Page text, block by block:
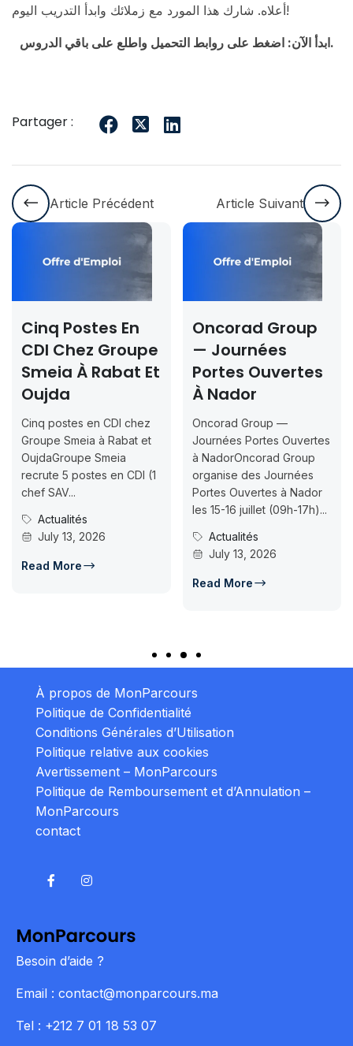
أعلاه. شارك هذا المورد مع زملائك وابدأ التدريب اليوم!
ابدأ الآن: اضغط على روابط التحميل واطلع على باقي الدروس.
Partager :
Article Précédent Article Suivant
Cinq Postes En
CDI Chez Groupe
Smeia À Rabat Et
Oujda
Cinq postes en CDI chez
Groupe Smeia à Rabat et
OujdaGroupe Smeia
recrute 5 postes en CDI (1
chef SAV...
Actualités
July 13, 2026
Read More
Oncorad Group
— Journées
Portes Ouvertes
À Nador
Oncorad Group —
Journées Portes Ouvertes
à NadorOncorad Group
organise des Journées
Portes Ouvertes à Nador
les 15-16 juillet (09h-17h)...
Actualités
July 13, 2026
Read More
À propos de MonParcours
Politique de Confidentialité
Conditions Générales d’Utilisation
Politique relative aux cookies
Avertissement – MonParcours
Politique de Remboursement et d’Annulation –
MonParcours
contact
Besoin d’aide ?
Email : contact@monparcours.ma
Tel : +212 7 01 18 53 07